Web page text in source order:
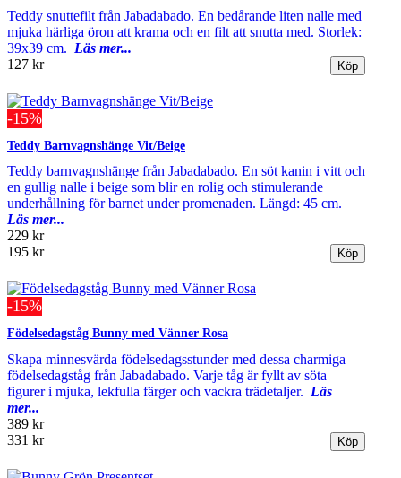
Teddy snuttefilt från Jabadabado. En bedårande liten nalle med
mjuka härliga öron att krama och en filt att snutta med. Storlek:
39x39 cm. Läs mer...
127 kr
-15%
Teddy Barnvagnshänge Vit/Beige
Teddy barnvagnshänge från Jabadabado. En söt kanin i vitt och
en gullig nalle i beige som blir en rolig och stimulerande
underhållning för barnet under promenaden. Längd: 45 cm.
Läs mer...
229 kr
195 kr
-15%
Födelsedagståg Bunny med Vänner Rosa
Skapa minnesvärda födelsedagsstunder med dessa charmiga
födelsedagståg från Jabadabado. Varje tåg är fyllt av söta
figurer i mjuka, lekfulla färger och vackra trädetaljer. Läs
mer...
389 kr
331 kr